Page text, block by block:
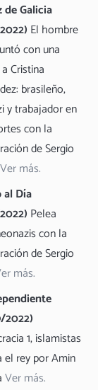
de Galicia
El hombre
con una
Cristina
brasileño,
y trabajador en
con la
de Sergio
Ver más.
al Día
Pelea
con la
de Sergio
más.
1, islamistas
el rey por Amin
Ver más.